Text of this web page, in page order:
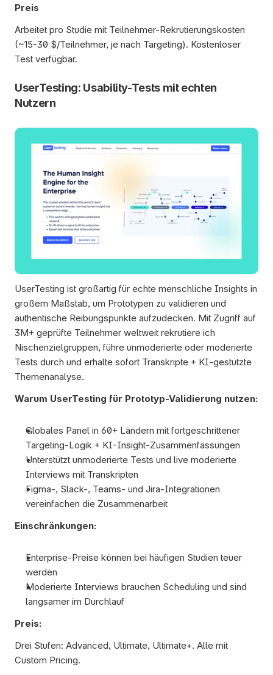
Preis
Arbeitet pro Studie mit Teilnehmer-Rekrutierungskosten
(~15-30 $/Teilnehmer, je nach Targeting). Kostenloser
Test verfügbar.
UserTesting: Usability-Tests mit echten
Nutzern
UserTesting ist großartig für echte menschliche Insights in
großem Maßstab, um Prototypen zu validieren und
authentische Reibungspunkte aufzudecken. Mit Zugriff auf
3M+ geprüfte Teilnehmer weltweit rekrutiere ich
Nischenzielgruppen, führe unmoderierte oder moderierte
Tests durch und erhalte sofort Transkripte + KI-gestützte
Themenanalyse.
Warum UserTesting für Prototyp-Validierung nutzen:
Globales Panel in 60+ Ländern mit fortgeschrittener
Targeting-Logik + KI-Insight-Zusammenfassungen
Unterstützt unmoderierte Tests und live moderierte
Interviews mit Transkripten
Figma-, Slack-, Teams- und Jira-Integrationen
vereinfachen die Zusammenarbeit
Einschränkungen:
Enterprise-Preise können bei häufigen Studien teuer
werden
Moderierte Interviews brauchen Scheduling und sind
langsamer im Durchlauf
Preis:
Drei Stufen: Advanced, Ultimate, Ultimate+. Alle mit
Custom Pricing.